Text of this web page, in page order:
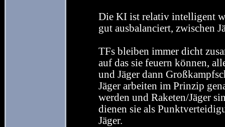
Die KI ist relativ intelligent
gut ausbalanciert, zwischen
TFs bleiben immer dicht
auf das sie feuern können,
und Jäger dann
Jäger arbeiten im Prinzip
werden und Raketen/Jäger
dienen sie als
Jäger.